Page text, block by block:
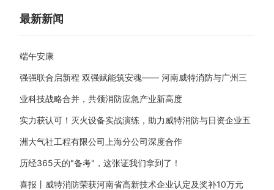
最新新闻
端午安康
强强联合启新程 双强赋能筑安魂—— 河南威特消防与广州三
业科技战略合并，共领消防应急产业新高度
实力获认可！灭火设备实战演练，助力威特消防与日资企业五
洲大气社工程有限公司上海分公司深度合作
历经365天的"备考"，这张证我们拿到了！
喜报丨威特消防荣获河南省高新技术企业认定及奖补10万元